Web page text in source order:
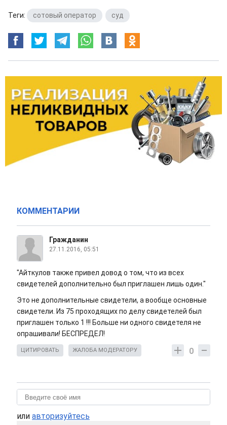
Теги: сотовый оператор суд
КОММЕНТАРИИ
Гражданин
27.11.2016, 05:51
"Айткулов также привел довод о том, что из всех
свидетелей дополнительно был приглашен лишь один."
Это не дополнительные свидетели, а вообще основные
свидетели. Из 75 проходящих по делу свидетелей был
приглашен только 1 !!! Больше ни одного свидетеля не
опрашивали! БЕСПРЕДЕЛ!
0
ЦИТИРОВАТЬ ЖАЛОБА МОДЕРАТОРУ
или авторизуйтесь